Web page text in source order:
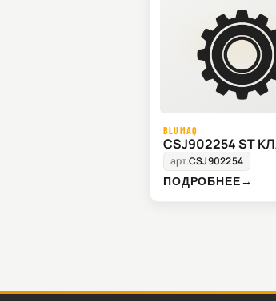
BLUMAQ
CSJ902254 ST
арт.CSJ902254
ПОДРОБНЕЕ→